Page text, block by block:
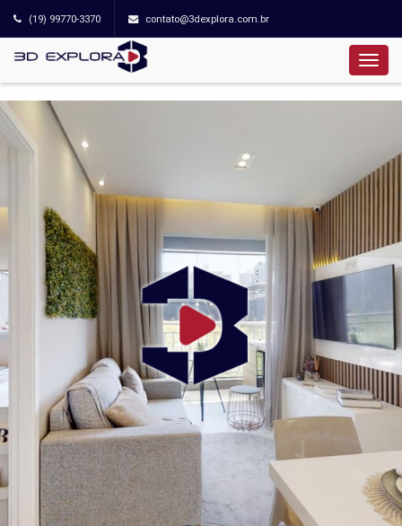
(19) 99770-3370 contato@3dexplora.com.br